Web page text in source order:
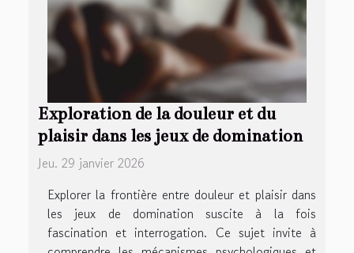
Exploration de la douleur et du
plaisir dans les jeux de domination
Jeu. 29 janvier 2026
Explorer la frontière entre douleur et plaisir dans
les jeux de domination suscite à la fois
fascination et interrogation. Ce sujet invite à